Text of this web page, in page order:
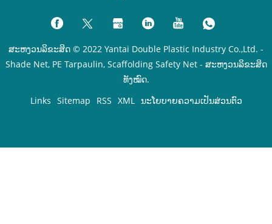
ສະຫງວນລິຂະສິດ © 2022 Yantai Double Plastic Industry Co.,Ltd. -
Shade Net, PE Tarpaulin, Scaffolding Safety Net - ສະຫງວນລິຂະສິດ
ທັງໝົດ.
Links Sitemap RSS XML ນະໂຍບາຍຄວາມເປັນສ່ວນຕົວ